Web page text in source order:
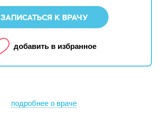
ЗАПИСАТЬСЯ К ВРАЧУ
добавить в избранное
подробнее о враче